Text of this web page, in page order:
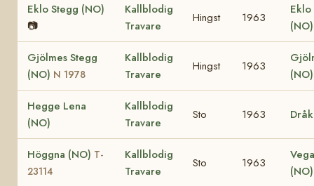
Eklo Stegg (NO)
📷
Kallblodig
Travare
Hingst 1963
Gjölmes Stegg
(NO) N 1978
Kallblodig
Travare
Hingst 1963
(NO)
Hegge Lena
(NO)
Kallblodig
Travare
Sto 1963
Höggna (NO) T-
23114
Kallblodig
Travare
Sto 1963